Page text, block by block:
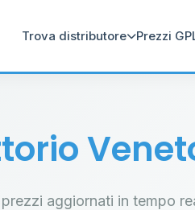
Trova distributore Prezzi
aggiornati in tempo